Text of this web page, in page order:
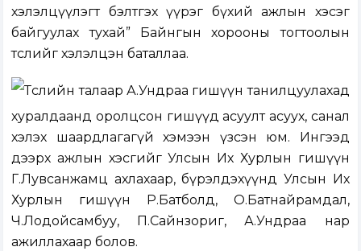
хэлэлцүүлэгт бэлтгэх үүрэг бүхий ажлын хэсэг
байгуулах тухай” Байнгын хорооны тогтоолын
төслийг хэлэлцэн баталлаа.
Төслийн талаар А.Ундраа гишүүн танилцуулахад
хуралдаанд оролцсон гишүүд асуулт асуух, санал
хэлэх шаардлагагүй хэмээн үзсэн юм. Ингээд
дээрх ажлын хэсгийг Улсын Их Хурлын гишүүн
Г.Лувсанжамц ахлахаар, бүрэлдэхүүнд Улсын Их
Хурлын гишүүн Р.Батболд, О.Батнайрамдал,
Ч.Лодойсамбуу, П.Сайнзориг, А.Ундраа нар
ажиллахаар болов.